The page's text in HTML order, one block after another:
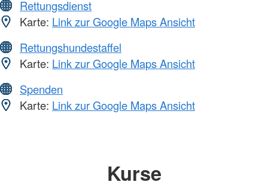
Rettungsdienst
Karte: Link zur Google Maps Ansicht
Rettungshundestaffel
Karte: Link zur Google Maps Ansicht
Spenden
Karte: Link zur Google Maps Ansicht
Kurse